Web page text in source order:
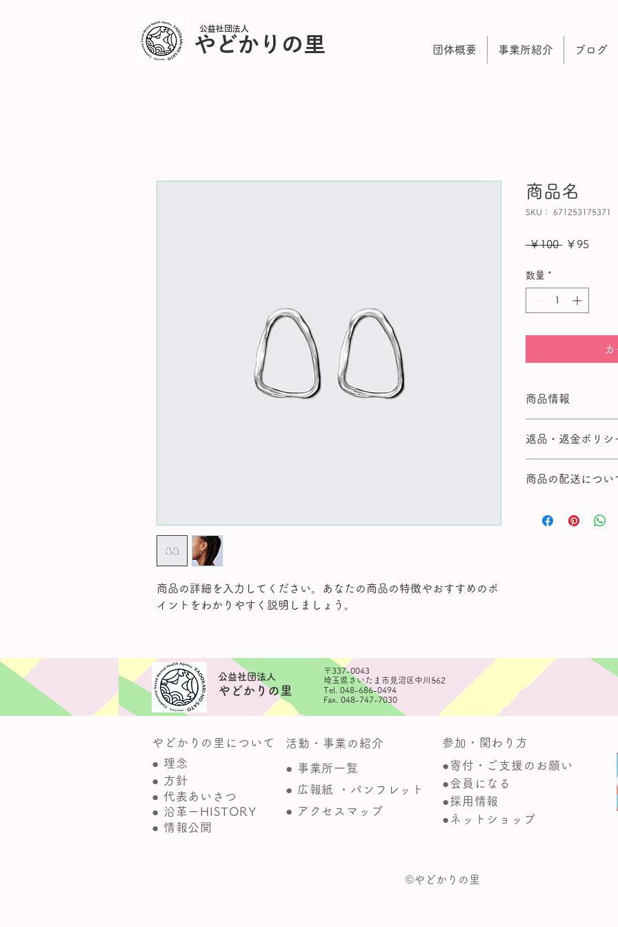
やどかりの里
公益社団法人
団体概要 事業所紹介 ブログ
商品の詳細を入力してください。あなたの商品の特徴やおすすめのポ
イントをわかりやすく説明しましょう。
商品名
SKU： 671253175371
￥100 通
価
￥95セ
ル
数量 *
商品情報
明に加え、商品の特
返品・返金ポリシ
満足しなかった場合
だけます。
商品の配送につい
する情報を入力して
​公益社団法人
やどかりの里
〒337-0043
埼玉県さいたま市見沼区中川562
Tel. 048-686-0494
Fax. 048-747-7030
やどかりの里について
● 理念
● 方針
● 代表あいさつ
● 沿革ーHISTORY
● 情報公開
活動・事業の紹介
● 事業所一覧
● 広報紙 ・パンフレット
● アクセスマップ
参加・関わり方
●寄付・ご支援のお願い
●会員になる
●採用情報
●ネットショップ
​©︎やどかりの里